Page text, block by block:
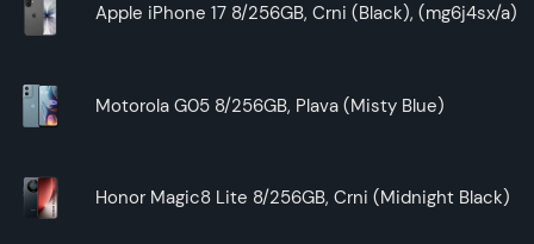
Apple iPhone 17 8/256GB, Crni (Black), (mg6j4sx/a)
Motorola G05 8/256GB, Plava (Misty Blue)
Honor Magic8 Lite 8/256GB, Crni (Midnight Black)